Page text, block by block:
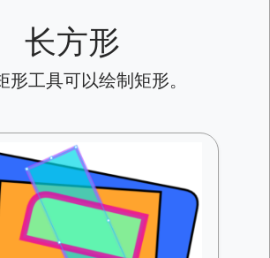
长方形
形工具可以绘制矩形。